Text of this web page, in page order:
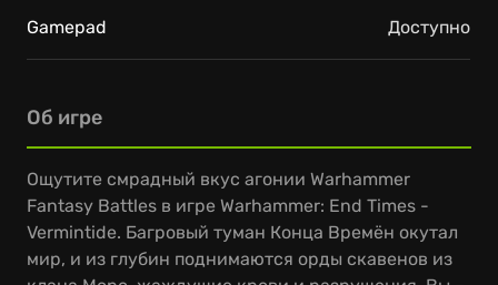
Об игре
Ощутите смрадный вкус агонии Warhammer
Fantasy Battles в игре Warhammer: End Times -
Vermintide. Багровый туман Конца Времён окутал
мир, и из глубин поднимаются орды скавенов из
Gamepad Доступно